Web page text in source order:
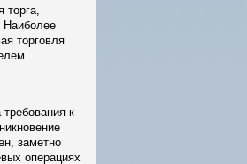
торга,
Наиболее
торговля
к
заметно
операциях